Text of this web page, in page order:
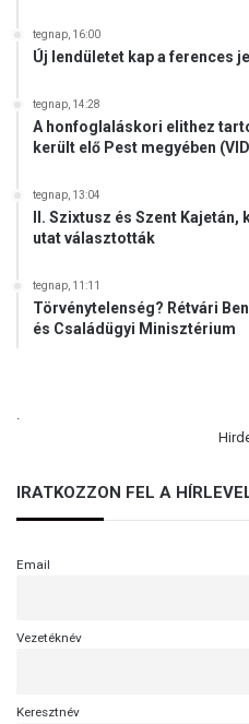
tegnap, 16:00
Új lendületet kap a ferences
tegnap, 14:28
A honfoglaláskori elithez
került elő Pest megyében
tegnap, 13:04
II. Szixtusz és Szent
utat választották
tegnap, 11:11
Törvénytelenség? Rétvári
és Családügyi Minisztérium
IRATKOZZON FEL A
Email
Vezetéknév
Keresztnév